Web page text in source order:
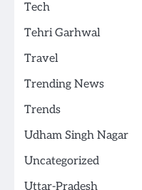
Tech
Tehri Garhwal
Travel
Trending News
Trends
Udham Singh Nagar
Uncategorized
Uttar-Pradesh